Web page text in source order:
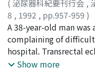
including atrial
lowered ST segment
Cystitis symptoms,
dysfunction improved
discontinuance of
gradually normalized
( 泌尿器科紀要刊行会 ,
8 , 1992 , pp.957-959 )
小林, 裕;橋本, 紳一;石
江, 章彦;Kobayashi,
Ishikawa, Shinya;
Tokue, Akihiko
A 38-year-old man
complaining of
hospital. Transrectal
examination showed
Show more